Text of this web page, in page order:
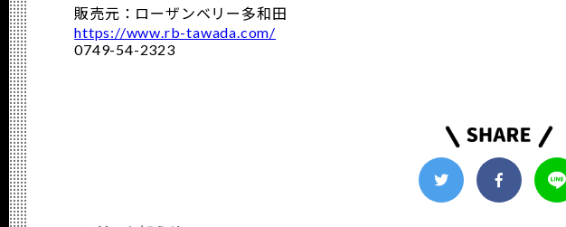
販売元：ローザンベリー多和田
https://www.rb-tawada.com/
0749-54-2323